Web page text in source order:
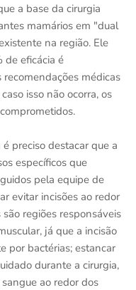
a base da cirurgia
mamários em "dual
na região. Ele
de eficácia é
médicas
isso não ocorra, os
preciso destacar que a
específicos que
pela equipe de
evitar incisões ao redor
regiões responsáveis
já que a incisão
por bactérias; estancar
durante a cirurgia,
ao redor dos